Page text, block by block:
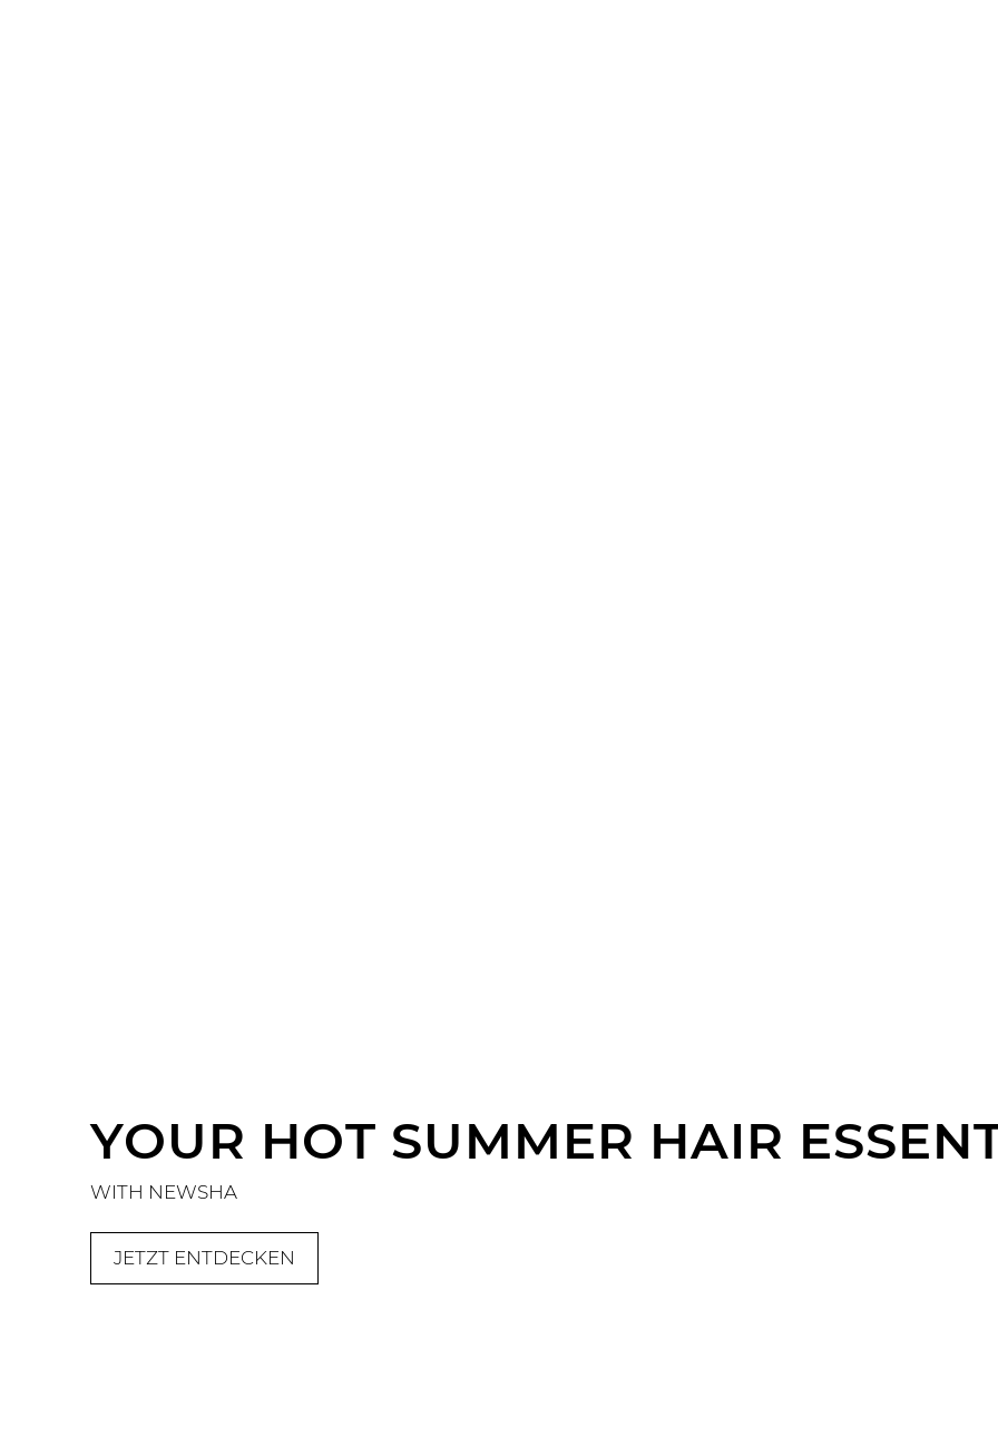
YOUR HOT SUMMER HAIR
WITH NEWSHA
JETZT ENTDECKEN